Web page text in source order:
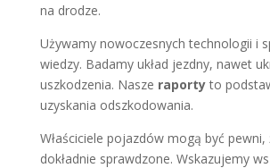
na drodze.
Używamy nowoczesnych technologii i
wiedzy. Badamy układ jezdny, nawet
uszkodzenia. Nasze raportyto
uzyskania odszkodowania.
Właściciele pojazdów mogą być
dokładnie sprawdzone. Wskazujemy